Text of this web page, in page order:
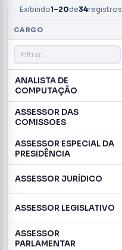
Exibindo1–20de34registros
CARGO
ANALISTA DE
COMPUTAÇÃO
ASSESSOR DAS
COMISSOES
ASSESSOR ESPECIAL DA
PRESIDÊNCIA
ASSESSOR JURÍDICO
ASSESSOR LEGISLATIVO
ASSESSOR
PARLAMENTAR